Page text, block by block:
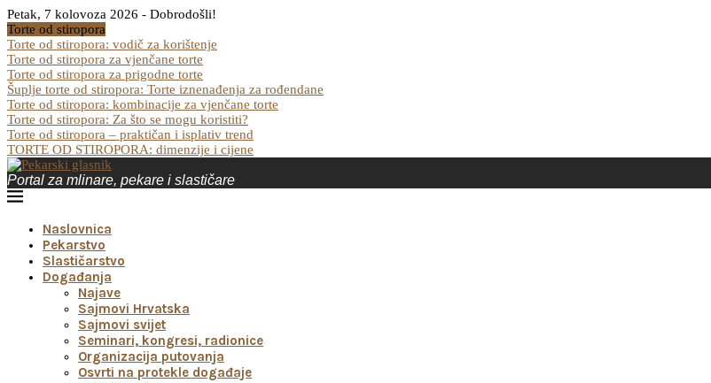
Petak, 7 kolovoza 2026 - Dobrodošli!
Torte od stiropora
Torte od stiropora: vodič za korištenje
Torte od stiropora za vjenčane torte
Torte od stiropora za prigodne torte
Šuplje torte od stiropora: Torte iznenađenja za rođendane
Torte od stiropora: kombinacije za vjenčane torte
Torte od stiropora: Za što se mogu koristiti?
Torte od stiropora – praktičan i isplativ trend
TORTE OD STIROPORA: dimenzije i cijene
Portal za mlinare, pekare i slastičare
Naslovnica
Pekarstvo
Slastičarstvo
Događanja
Najave
Sajmovi Hrvatska
Sajmovi svijet
Seminari, kongresi, radionice
Organizacija putovanja
Osvrti na protekle događaje